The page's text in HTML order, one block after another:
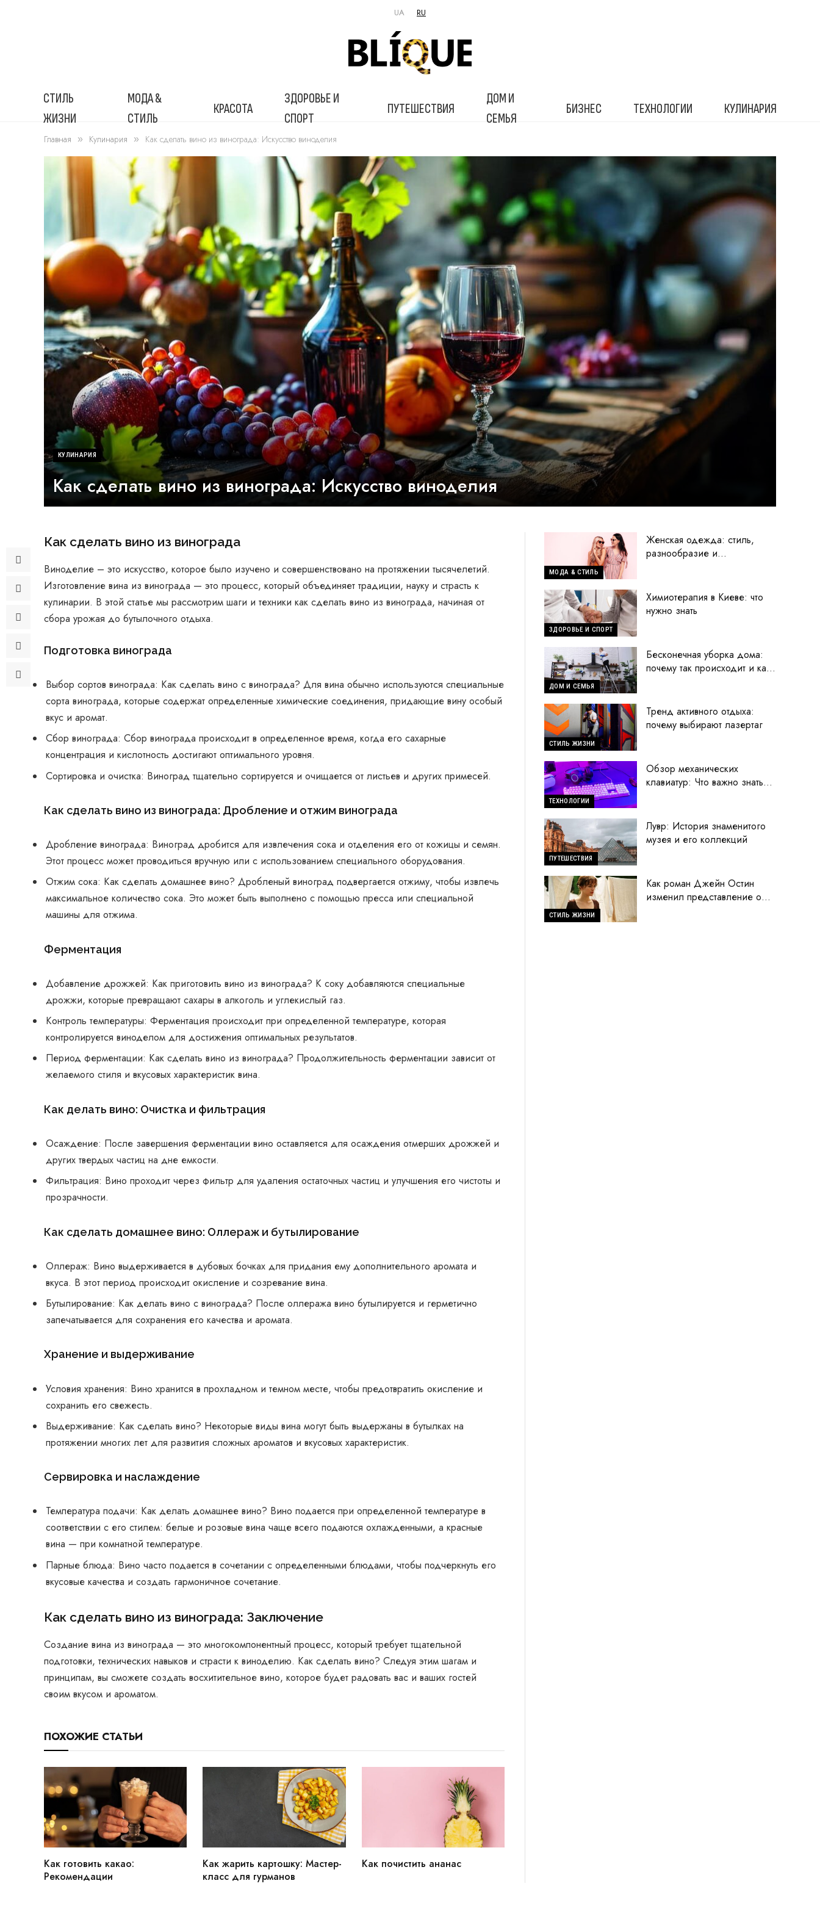
UA RU
СТИЛЬ
ЖИЗНИ
МОДА &
СТИЛЬ
КРАСОТА
ЗДОРОВЬЕ И
СПОРТ
ПУТЕШЕСТВИЯ
ДОМ И
СЕМЬЯ
БИЗНЕС ТЕХНОЛОГИИ КУЛИНАРИЯ
Главная » Кулинария » Как сделать вино из винограда: Искусство виноделия
КУЛИНАРИЯ
Как сделать вино из винограда: Искусство виноделия
Как сделать вино из винограда
Виноделие – это искусство, которое было изучено и совершенствовано на протяжении тысячелетий.
Изготовление вина из винограда — это процесс, который объединяет традиции, науку и страсть к
кулинарии. В этой статье мы рассмотрим шаги и техники как сделать вино из винограда, начиная от
сбора урожая до бутылочного отдыха.
Подготовка винограда
Выбор сортов винограда: Как сделать вино с винограда? Для вина обычно используются специальные
сорта винограда, которые содержат определенные химические соединения, придающие вину особый
вкус и аромат.
Сбор винограда: Сбор винограда происходит в определенное время, когда его сахарные
концентрация и кислотность достигают оптимального уровня.
Сортировка и очистка: Виноград тщательно сортируется и очищается от листьев и других примесей.
Как сделать вино из винограда: Дробление и отжим винограда
Дробление винограда: Виноград дробится для извлечения сока и отделения его от кожицы и семян.
Этот процесс может проводиться вручную или с использованием специального оборудования.
Отжим сока: Как сделать домашнее вино? Дробленый виноград подвергается отжиму, чтобы извлечь
максимальное количество сока. Это может быть выполнено с помощью пресса или специальной
машины для отжима.
Ферментация
Добавление дрожжей: Как приготовить вино из винограда? К соку добавляются специальные
дрожжи, которые превращают сахары в алкоголь и углекислый газ.
Контроль температуры: Ферментация происходит при определенной температуре, которая
контролируется виноделом для достижения оптимальных результатов.
Период ферментации: Как сделать вино из винограда? Продолжительность ферментации зависит от
желаемого стиля и вкусовых характеристик вина.
Как делать вино: Очистка и фильтрация
Осаждение: После завершения ферментации вино оставляется для осаждения отмерших дрожжей и
других твердых частиц на дне емкости.
Фильтрация: Вино проходит через фильтр для удаления остаточных частиц и улучшения его чистоты и
прозрачности.
Как сделать домашнее вино: Оллераж и бутылирование
Оллераж: Вино выдерживается в дубовых бочках для придания ему дополнительного аромата и
вкуса. В этот период происходит окисление и созревание вина.
Бутылирование: Как делать вино с винограда? После оллеража вино бутылируется и герметично
запечатывается для сохранения его качества и аромата.
Хранение и выдерживание
Условия хранения: Вино хранится в прохладном и темном месте, чтобы предотвратить окисление и
сохранить его свежесть.
Выдерживание: Как сделать вино? Некоторые виды вина могут быть выдержаны в бутылках на
протяжении многих лет для развития сложных ароматов и вкусовых характеристик.
Сервировка и наслаждение
Температура подачи: Как делать домашнее вино? Вино подается при определенной температуре в
соответствии с его стилем: белые и розовые вина чаще всего подаются охлажденными, а красные
вина — при комнатной температуре.
Парные блюда: Вино часто подается в сочетании с определенными блюдами, чтобы подчеркнуть его
вкусовые качества и создать гармоничное сочетание.
Как сделать вино из винограда: Заключение
Создание вина из винограда — это многокомпонентный процесс, который требует тщательной
подготовки, технических навыков и страсти к виноделию. Как сделать вино? Следуя этим шагам и
принципам, вы сможете создать восхитительное вино, которое будет радовать вас и ваших гостей
своим вкусом и ароматом.
ПОХОЖИЕ СТАТЬИ
Как готовить какао:
Рекомендации
Как жарить картошку: Мастер-
класс для гурманов
Как почистить ананас
МОДА & СТИЛЬ
Женская одежда: стиль,
разнообразие и
ЗДОРОВЬЕ И СПОРТ
Химиотерапия в Киеве: что
нужно знать
ДОМ И СЕМЬЯ
Бесконечная уборка дома:
почему так происходит и как
СТИЛЬ ЖИЗНИ
Тренд активного отдыха:
почему выбирают лазертаг
ТЕХНОЛОГИИ
Обзор механических
клавиатур: Что важно знать
ПУТЕШЕСТВИЯ
Лувр: История знаменитого
музея и его коллекций
СТИЛЬ ЖИЗНИ
Как роман Джейн Остин
изменил представление о